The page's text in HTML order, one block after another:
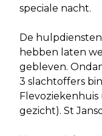
speciale nacht.
De
hebben laten
gebleven.
3 slachtoffers
Flevoziekenhuis
gezicht). St